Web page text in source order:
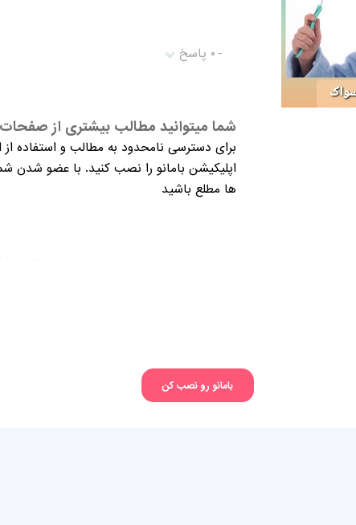
-۰ پاسخ
شما میتوانید مطالب بیشتری از
برای دسترسی نامحدود به مطالب و استفاده از
اپلیکیشن بامانو را نصب کنید. با عضو شدن
ها مطلع باشید
بامانو رو نصب کن